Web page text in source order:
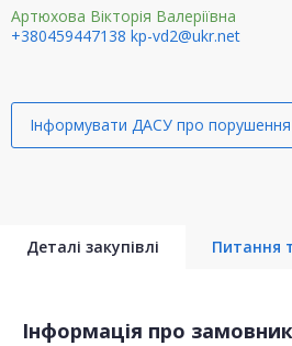
Артюхова Вікторія Валеріївна
+380459447138 kp-vd2@ukr.net
Інформувати ДАСУ про порушення
Деталі закупівлі Питання
Інформація про